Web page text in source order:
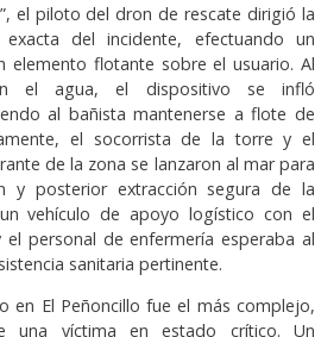
el piloto del dron de rescate dirigió la
del incidente, efectuando un
elemento flotante sobre el usuario. Al
el agua, el dispositivo se infló
al bañista mantenerse a flote de
el socorrista de la torre y el
de la zona se lanzaron al mar para
y posterior extracción segura de la
vehículo de apoyo logístico con el
personal de enfermería esperaba al
sanitaria pertinente.
en El Peñoncillo fue el más complejo,
una víctima en estado crítico. Un